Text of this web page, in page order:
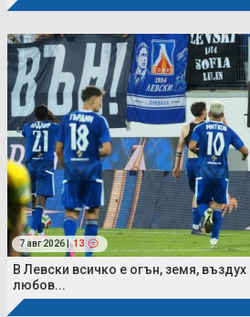
7 авг 2026 | 13
В Левски всичко е огън, земя,
любов...